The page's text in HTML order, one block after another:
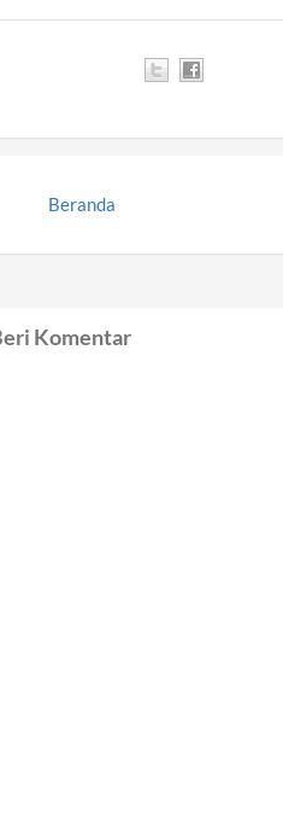
Beranda
Komentar